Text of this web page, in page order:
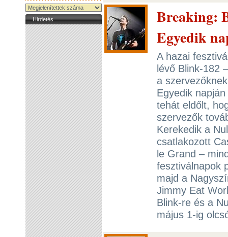
Hirdetés
Breaking:
Egyedik
A hazai
lévő Blink-182
a
Egyedik
tehát eldőlt,
szervezők
Kerekedik a
csatlakozott
le Grand –
fesztiválnapok
majd a
Jimmy Eat
Blink-re és a
május 1-ig